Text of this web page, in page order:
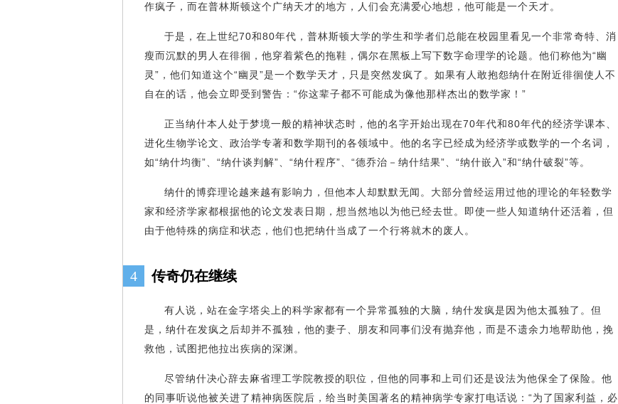
作疯子，而在普林斯顿这个广纳天才的地方，人们会充满爱心地想，他可能是一个天才。
于是，在上世纪70和80年代，普林斯顿大学的学生和学者们总能在校园里看见一个非常奇特、消
瘦而沉默的男人在徘徊，他穿着紫色的拖鞋，偶尔在黑板上写下数字命理学的论题。他们称他为“幽
灵”，他们知道这个“幽灵”是一个数学天才，只是突然发疯了。如果有人敢抱怨纳什在附近徘徊使人不
自在的话，他会立即受到警告：“你这辈子都不可能成为像他那样杰出的数学家！”
正当纳什本人处于梦境一般的精神状态时，他的名字开始出现在70年代和80年代的经济学课本、
进化生物学论文、政治学专著和数学期刊的各领域中。他的名字已经成为经济学或数学的一个名词，
如“纳什均衡”、“纳什谈判解”、“纳什程序”、“德乔治－纳什结果”、“纳什嵌入”和“纳什破裂”等。
纳什的博弈理论越来越有影响力，但他本人却默默无闻。大部分曾经运用过他的理论的年轻数学
家和经济学家都根据他的论文发表日期，想当然地以为他已经去世。即使一些人知道纳什还活着，但
由于他特殊的病症和状态，他们也把纳什当成了一个行将就木的废人。
4 传奇仍在继续
有人说，站在金字塔尖上的科学家都有一个异常孤独的大脑，纳什发疯是因为他太孤独了。但
是，纳什在发疯之后却并不孤独，他的妻子、朋友和同事们没有抛弃他，而是不遗余力地帮助他，挽
救他，试图把他拉出疾病的深渊。
尽管纳什决心辞去麻省理工学院教授的职位，但他的同事和上司们还是设法为他保全了保险。他
的同事听说他被关进了精神病医院后，给当时美国著名的精神病学专家打电话说：“为了国家利益，必